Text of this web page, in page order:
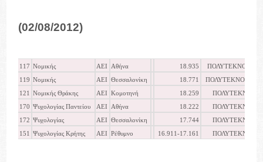
(02/08/2012)
117 Νομικής ΑΕΙ Αθήνα 18.935 ΠΟΛΥΤΕΚΝΟΙ
119 Νομικής ΑΕΙ Θεσσαλονίκη 18.771 ΠΟΛΥΤΕΚΝΟΙ
121 Νομικής Θράκης ΑΕΙ Κομοτηνή 18.259 ΠΟΛΥΤΕΚΝΟΙ
170 Ψυχολογίας Παντείου ΑΕΙ Αθήνα 18.222 ΠΟΛΥΤΕΚΝΟΙ
172 Ψυχολογίας ΑΕΙ Θεσσαλονίκη 17.744 ΠΟΛΥΤΕΚΝΟΙ
151 Ψυχολογίας Κρήτης ΑΕΙ Ρέθυμνο 16.911-17.161 ΠΟΛΥΤΕΚΝΟΙ